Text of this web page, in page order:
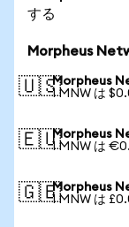
する
Morpheus
🇺🇸Morpheus
1 MNW は
🇪🇺Morpheus
1 MNW は
🇬🇧Morpheus
1 MNW は